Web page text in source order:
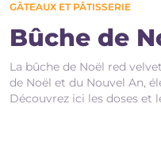
GÂTEAUX ET PÂTISSERIE
Bûche de
La bûche de Noël red
de Noël et du Nouvel An,
Découvrez ici les doses et